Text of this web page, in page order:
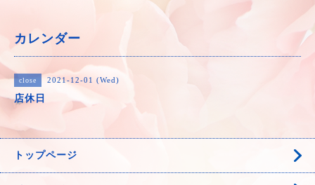
カレンダー
close 2021-12-01 (Wed)
店休日
トップページ